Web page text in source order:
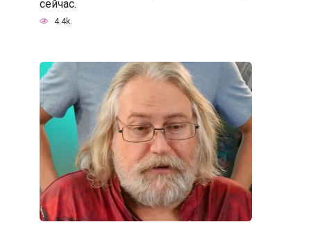
сейчас.
4.4k.